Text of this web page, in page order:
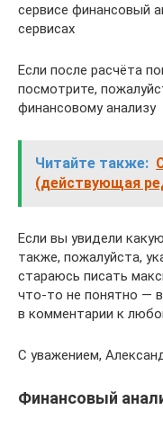
сервисе финансовый
сервисах
Если после расчёта
посмотрите,
финансовому анализу
Читайте также:
(действующая
Если вы увидели
также, пожалуйста,
стараюсь писать
что-то не понятно —
в комментарии к
С уважением,
Финансовый